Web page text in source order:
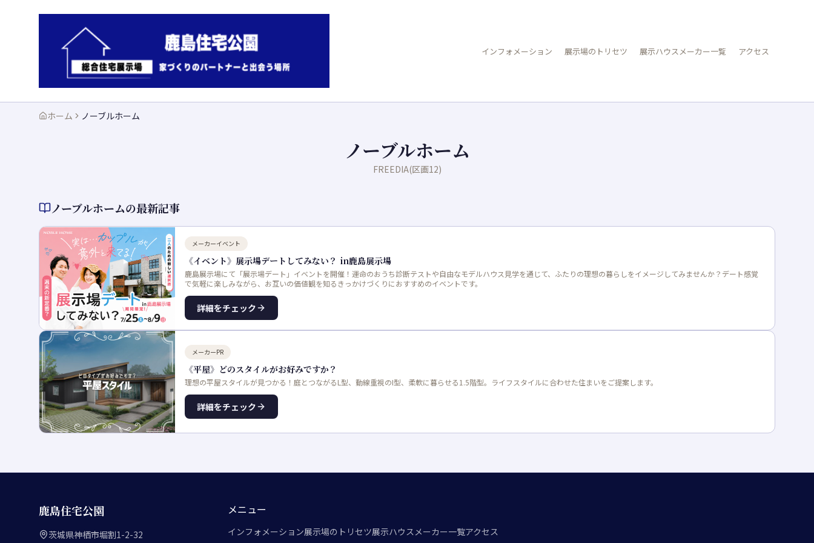
インフォメーション 展示場のトリセツ 展示ハウスメーカー一覧 アクセス
ホーム ノーブルホーム
ノーブルホーム
FREEDIA(区画12)
ノーブルホームの最新記事
メーカーイベント
《イベント》展示場デートしてみない？ in鹿島展示場
鹿島展示場にて「展示場デート」イベントを開催！運命のおうち診断テストや自由なモデルハウス見学を通じて、ふたりの理想の暮らしをイメージしてみませんか？デート感覚
で気軽に楽しみながら、お互いの価値観を知るきっかけづくりにおすすめのイベントです。
詳細をチェック
メーカーPR
《平屋》どのスタイルがお好みですか？
理想の平屋スタイルが見つかる！庭とつながるL型、動線重視のI型、柔軟に暮らせる1.5階型。ライフスタイルに合わせた住まいをご提案します。
詳細をチェック
鹿島住宅公園
茨城県神栖市堀割1-2-32
メニュー
インフォメーション展示場のトリセツ展示ハウスメーカー一覧アクセス